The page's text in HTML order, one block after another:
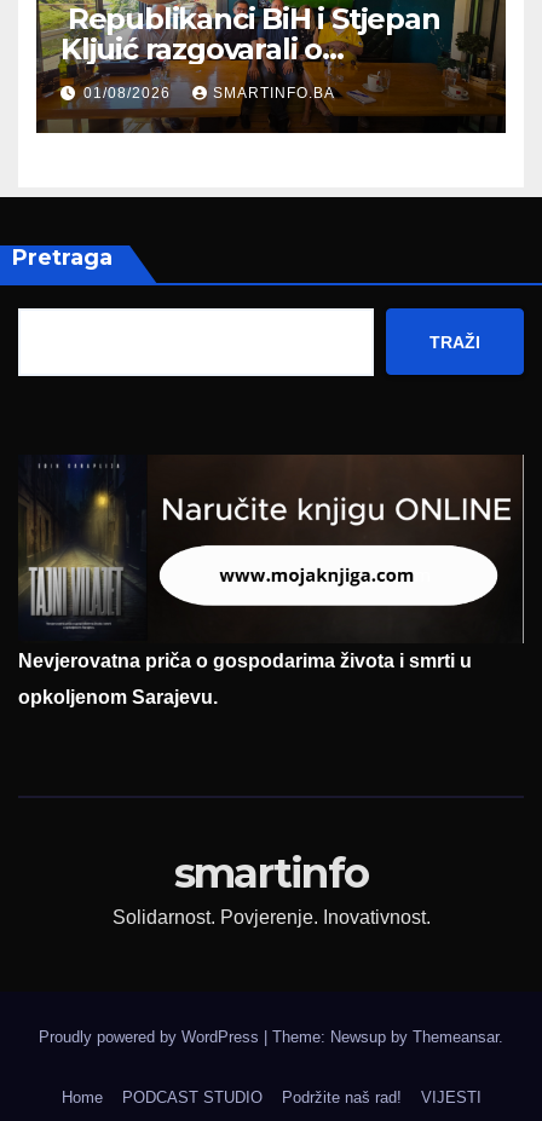
Republikanci BiH i Stjepan
Kljuić razgovarali o
evropskom putu Bosne i
Hercegovine
01/08/2026 SMARTINFO.BA
Pretraga
TRAŽI
Nevjerovatna priča o gospodarima života i smrti u
opkoljenom Sarajevu.
smartinfo
Solidarnost. Povjerenje. Inovativnost.
Proudly powered by WordPress | Theme: Newsup by Themeansar.
Home PODCAST STUDIO Podržite naš rad! VIJESTI